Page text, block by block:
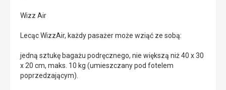
Wizz Air
Lecąc WizzAir, każdy pasażer może wziąć ze sobą:
jedną sztukę bagażu podręcznego, nie większą niż 40 x 30
x 20 cm, maks. 10 kg (umieszczany pod fotelem
poprzedzającym).